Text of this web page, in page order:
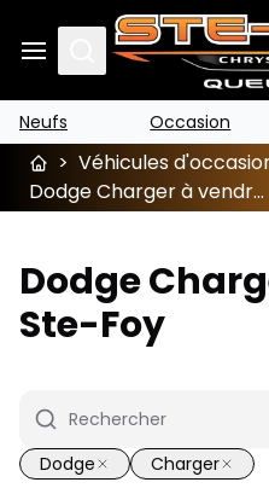
Search
Neufs Occasion
> Véhicules
Dodge Charger à vendre à Ste-Foy
Dodge
Ste-Foy
Dodge Charger